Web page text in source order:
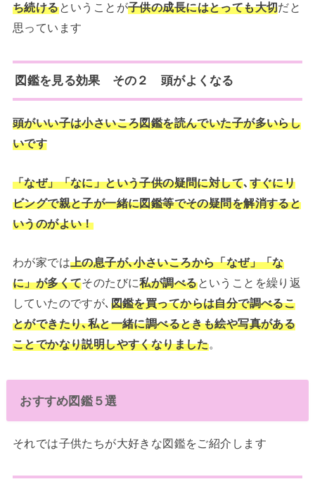
ち続けるということが子供の成長にはとっても大切だと
思っています
図鑑を見る効果 その２ 頭がよくなる
頭がいい子は小さいころ図鑑を読んでいた子が多いらし
いです
「なぜ」「なに」という子供の疑問に対して､ すぐにリ
ビングで親と子が一緒に図鑑等でその疑問を解消すると
いうのがよい！
わが家では上の息子が､小さいころから「なぜ」「な
に」が多くてそのたびに私が調べるということを繰り返
していたのですが､ 図鑑を買ってからは自分で調べるこ
とができたり､私と一緒に調べるときも絵や写真がある
ことでかなり説明しやすくなりました。
おすすめ図鑑５選
それでは子供たちが大好きな図鑑をご紹介します